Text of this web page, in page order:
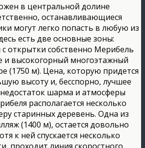
в центральной долине
останавливающиеся
могут легко попасть в любую из
есть две основные зоны:
открытки собственно Мерибель
и высокогорный многоэтажный
(1750 м). Цена, которую придется
высоту и, бесспорно, лучшее
шарма и атмосферы
располагается несколько
старинных деревень. Одна из
(1400 м), остается довольно
к ней спускается несколько